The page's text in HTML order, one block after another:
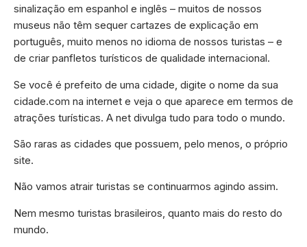
sinalização em espanhol e inglês – muitos de nossos
museus não têm sequer cartazes de explicação em
português, muito menos no idioma de nossos turistas – e
de criar panfletos turísticos de qualidade internacional.
Se você é prefeito de uma cidade, digite o nome da sua
cidade.com na internet e veja o que aparece em termos de
atrações turísticas. A net divulga tudo para todo o mundo.
São raras as cidades que possuem, pelo menos, o próprio
site.
Não vamos atrair turistas se continuarmos agindo assim.
Nem mesmo turistas brasileiros, quanto mais do resto do
mundo.